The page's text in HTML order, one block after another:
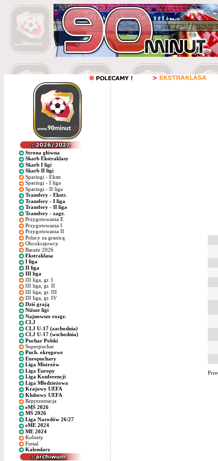
Strona główna
Skarb Ekstraklasy
Skarb I ligi
Skarb II ligi
Sparingi - Ekstr.
Sparingi - I liga
Sparingi - II liga
Transfery - Ekstr.
Transfery - I liga
Transfery - II liga
Transfery - zagr.
Przygotowania E
Przygotowania I
Przygotowania II
Polacy za granicą
Obcokrajowcy
Baraże 2026
Ekstraklasa
I liga
II liga
III liga
III liga, gr. I
III liga, gr. II
III liga, gr. III
III liga, gr. IV
Dziś grają
Niższe ligi
Najnowsze rozgr.
CLJ
CLJ U-17 (zachodnia)
CLJ U-17 (wschodnia)
Puchar Polski
Superpuchar
Puch. okręgowe
Europuchary
Liga Mistrzów
Liga Europy
Liga Konferencji
Liga Młodzieżowa
Krajowy UEFA
Klubowy UEFA
Reprezentacja
eMŚ 2026
MŚ 2026
Liga Narodów 26/27
eME 2024
ME 2024
Kobiety
Futsal
Kalendarz